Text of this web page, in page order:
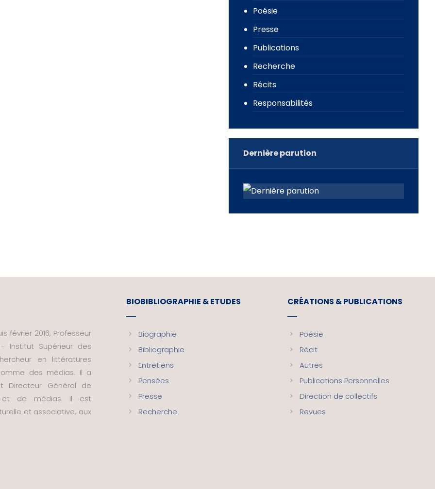
Poésie
Presse
Publications
Recherche
Récits
Responsabilités
Dernière parution
février 2016, Professeur
Institut Supérieur des
en littératures
des médias. Il a
Directeur Général de
et de médias. Il est
et associative, aux
BIOBIBLIOGRAPHIE & ETUDES
Biographie
Bibliographie
Entretiens
Pensées
Presse
Recherche
CRÉATIONS & PUBLICATIONS
Poésie
Récit
Autres
Publications Personnelles
Direction de collectifs
Revues